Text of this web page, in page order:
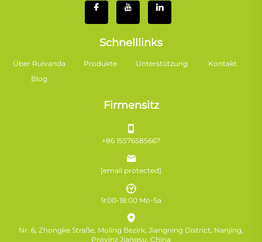
Schnelllinks
Über Ruivanda Produkte Unterstützung
Kontakt
Blog
Firmensitz
+86 15576585667
[email protected]
9:00-18:00 Mo-Sa
Nr. 6, Zhongke Straße, Moling Bezirk, Jiangning District, Nanjing,
Provinz Jiangsu, China